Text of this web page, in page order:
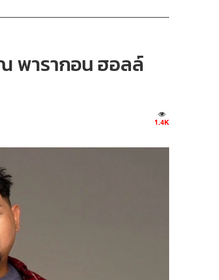
พารากอน ฮอลล์
1.4K